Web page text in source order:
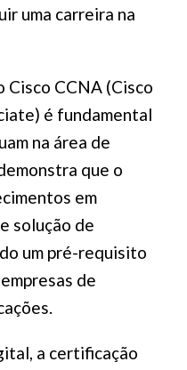
uma carreira na
Cisco CCNA (Cisco
é fundamental
na área de
que o
em
solução de
um pré-requisito
de
a certificação